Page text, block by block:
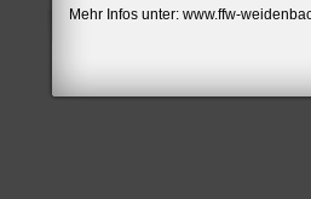
Mehr Infos unter: www.ffw-